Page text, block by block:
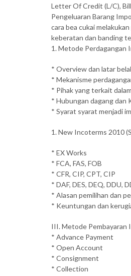
Letter Of Credit (L/C),
Pengeluaran Barang
cara bea cukai
keberatan dan banding
1. Metode Perdagangan
* Overview dan latar
* Mekanisme
* Pihak yang terkait
* Hubungan dagang dan
* Syarat syarat menjadi
1. New Incoterms 2010
* EX Works
* FCA, FAS, FOB
* CFR, CIP, CPT, CIP
* DAF, DES, DEQ, DDU,
* Alasan pemilihan dan
* Keuntungan dan
III. Metode Pembayaran
* Advance Payment
* Open Account
* Consignment
* Collection